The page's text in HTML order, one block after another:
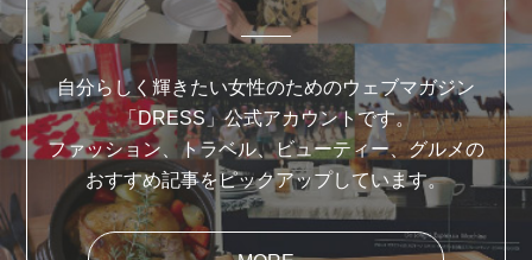
自分らしく輝きたい女性のためのウェブマガジン
「DRESS」公式アカウントです。
ファッション、トラベル、ビューティー、グルメの
おすすめ記事をピックアップしています。